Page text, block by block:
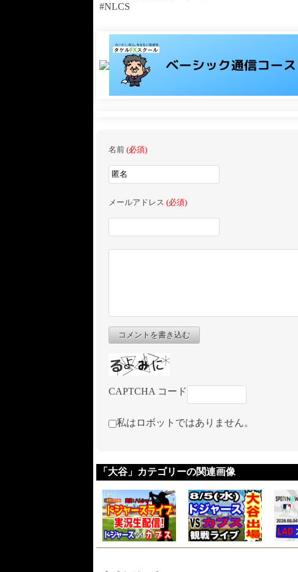
#NLCS
名前 (必須)
メールアドレス (必須)
コメントを書き込む
CAPTCHA コード
私はロボットではありません。
「大谷」カテゴリーの関連画像